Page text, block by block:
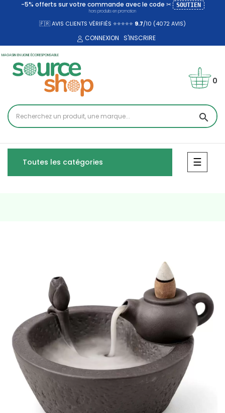
-5% offerts sur votre commande avec le code ✂ SOUTIEN
hors produits en promotion
🇫🇷 AVIS CLIENTS VÉRIFIÉS ⭐⭐⭐⭐⭐ 9.7/10 (4072AVIS)
CONNEXION S'INSCRIRE
MAGASIN EN LIGNE ÉCORESPONSABLE
search
0
Toutes les catégories ☰